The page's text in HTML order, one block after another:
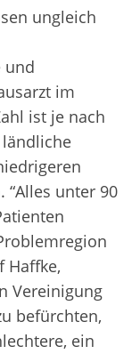
ungleich
und
im
ist je nach
“Alles unter 90
Haffke,
Vereinigung
befürchten,
ein